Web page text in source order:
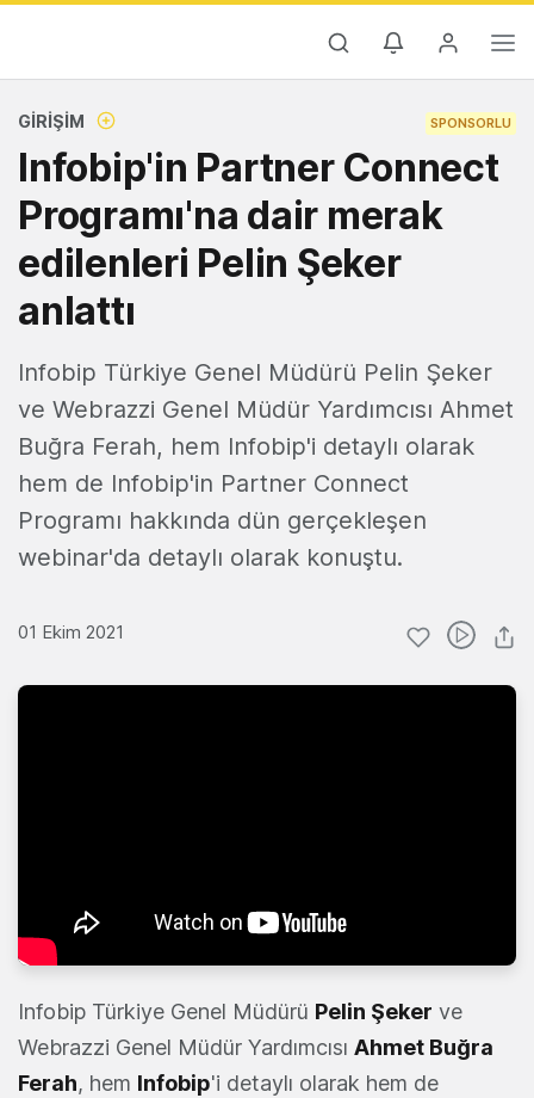
GIRIŞIM SPONSORLU
Infobip'in Partner Connect
Programı'na dair merak
edilenleri Pelin Şeker
anlattı
Infobip Türkiye Genel Müdürü Pelin Şeker
ve Webrazzi Genel Müdür Yardımcısı Ahmet
Buğra Ferah, hem Infobip'i detaylı olarak
hem de Infobip'in Partner Connect
Programı hakkında dün gerçekleşen
webinar'da detaylı olarak konuştu.
01 Ekim 2021
Infobip Türkiye Genel Müdürü Pelin Şeker ve
Webrazzi Genel Müdür Yardımcısı Ahmet Buğra
Ferah, hem Infobip'i detaylı olarak hem de